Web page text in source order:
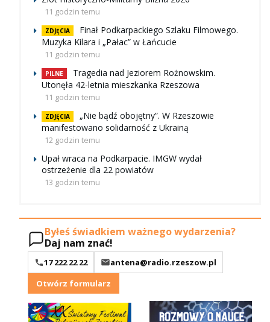
11 godzin temu
ZDJĘCIA
Finał Podkarpackiego Szlaku Filmowego.
Muzyka Kilara i „Pałac” w Łańcucie
11 godzin temu
PILNE
Tragedia nad Jeziorem Rożnowskim.
Utonęła 42-letnia mieszkanka Rzeszowa
11 godzin temu
ZDJĘCIA
„Nie bądź obojętny”. W Rzeszowie
manifestowano solidarność z Ukrainą
12 godzin temu
Upał wraca na Podkarpacie. IMGW wydał
ostrzeżenie dla 22 powiatów
13 godzin temu
Byłeś świadkiem ważnego wydarzenia?
Daj nam znać!
17 222 22 22
antena@radio.rzeszow.pl
Otwórz formularz